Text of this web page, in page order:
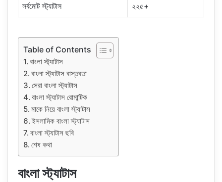
সর্বমোট স্ট্যাটাস ২২৫+
Table of Contents
বাংলা স্ট্যাটাস
বাংলা স্ট্যাটাস বাস্তবতা
সেরা বাংলা স্ট্যাটাস
বাংলা স্ট্যাটাস রোমান্টিক
মাকে নিয়ে বাংলা স্ট্যাটাস
ইসলামিক বাংলা স্ট্যাটাস
বাংলা স্ট্যাটাস ছবি
শেষ কথা
বাংলা স্ট্যাটাস